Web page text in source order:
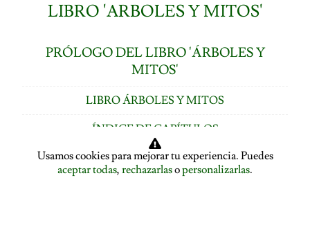
LIBRO 'ARBOLES Y MITOS'
PRÓLOGO DEL LIBRO 'ÁRBOLES Y
MITOS'
LIBRO ÁRBOLES Y MITOS
ÍNDICE DE CAPÍTULOS
LOS ÁRBOLES HABLAN: ASAMBLEA ARBÓREA
Usamos cookies para mejorar tu experiencia. Puedes
aceptar todas, rechazarlasopersonalizarlas.